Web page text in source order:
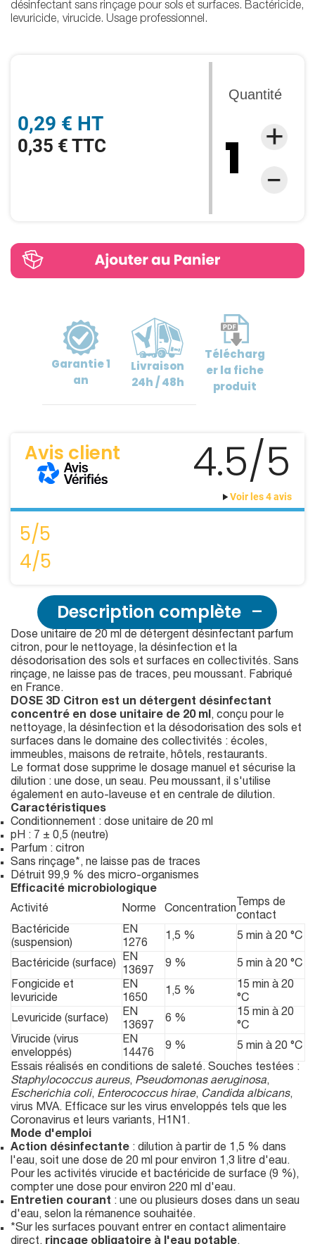
0,29 € HT
0,35 € TTC
Quantité
désinfectant sans rinçage pour sols et surfaces. Bactéricide,
levuricide, virucide. Usage professionnel.
Garantie1
an
Livraison
24h / 48h
Télécharg
erla fiche
produit
Avis client 4.5/5
Voir les 4 avis
5/5
4/5
Description complète
Dose unitaire de 20 ml de détergent désinfectant parfum
citron, pour le nettoyage, la désinfection et la
désodorisation des sols et surfaces en collectivités. Sans
rinçage, ne laisse pas de traces, peu moussant. Fabriqué
en France.
DOSE 3D Citron est un détergent désinfectant
concentré en dose unitaire de 20 ml, conçu pour le
nettoyage, la désinfection et la désodorisation des sols et
surfaces dans le domaine des collectivités : écoles,
immeubles, maisons de retraite, hôtels, restaurants.
Le format dose supprime le dosage manuel et sécurise la
dilution : une dose, un seau. Peu moussant, il s'utilise
également en auto-laveuse et en centrale de dilution.
Caractéristiques
Conditionnement : dose unitaire de 20 ml
pH : 7 ± 0,5 (neutre)
Parfum : citron
Sans rinçage*, ne laisse pas de traces
Détruit 99,9 % des micro-organismes
Efficacité microbiologique
Activité
Norme Concentration
Temps de
contact
Bactéricide
(suspension)
EN
1276
1,5 % 5 min à 20 °C
Bactéricide (surface)
EN
13697
9 %
5 min à 20 °C
Fongicide et
levuricide
EN
1650
1,5 %
15 min à 20
°C
Levuricide (surface)
EN
13697
6 %
15 min à 20
°C
Virucide (virus
enveloppés)
EN
14476
9 %
5 min à 20 °C
Essais réalisés en conditions de saleté. Souches testées :
Staphylococcus aureus, Pseudomonas aeruginosa,
Escherichia coli, Enterococcus hirae, Candida albicans,
virus MVA. Efficace sur les virus enveloppés tels que les
Coronavirus et leurs variants, H1N1.
Mode d'emploi
Action désinfectante : dilution à partir de 1,5 % dans
l'eau, soit une dose de 20 ml pour environ 1,3 litre d'eau.
Pour les activités virucide et bactéricide de surface (9 %),
compter une dose pour environ 220 ml d'eau.
Entretien courant : une ou plusieurs doses dans un seau
d'eau, selon la rémanence souhaitée.
*Sur les surfaces pouvant entrer en contact alimentaire